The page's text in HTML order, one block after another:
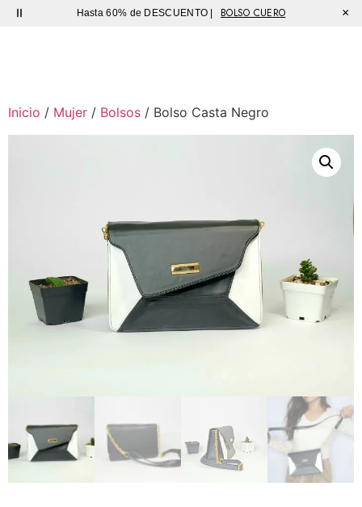
Hasta 60% de DESCUENTO | BOLSO CUERO ×
Inicio / Mujer / Bolsos / Bolso Casta Negro